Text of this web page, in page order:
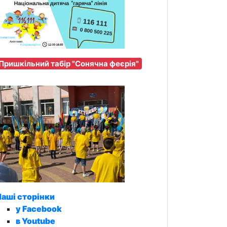
табір "Сонячна феєрія"
сторінки
у Facebook
в Youtube